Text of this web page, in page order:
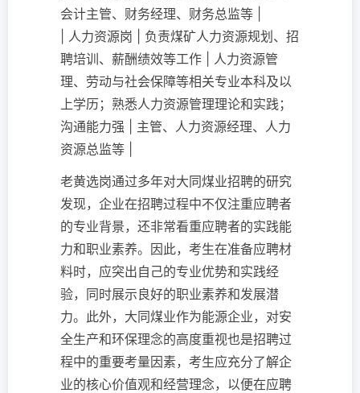
会计主管、财务经理、财务总监等 |
| 人力资源岗 | 负责煤矿人力资源规划、招
聘培训、薪酬绩效等工作 | 人力资源管
理、劳动与社会保障等相关专业本科及以
上学历；熟悉人力资源管理理论和实践；
沟通能力强 | 主管、人力资源经理、人力
资源总监等 |
老黄选岗通过多年对大同煤业招聘的研究
发现，企业在招聘过程中不仅注重应聘者
的专业背景，还非常看重应聘者的实践能
力和职业素养。因此，考生在准备应聘材
料时，应突出自己的专业优势和实践经
验，同时展示良好的职业素养和发展潜
力。此外，大同煤业作为能源企业，对安
全生产和环保理念的高度重视也是招聘过
程中的重要考量因素，考生应充分了解企
业的核心价值观和经营理念，以便在应聘